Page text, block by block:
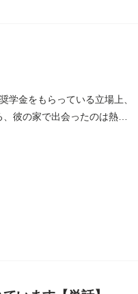
学金をもらっている立場上、
彼の家で出会ったのは熱で